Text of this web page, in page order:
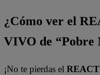
¿Cómo ver el
VIVO de “Pobre
¡No te pierdas el